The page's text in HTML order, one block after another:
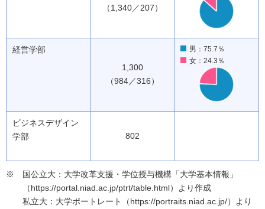
（1,340／207）
経営学部
1,300
（984／316）
男：75.7％
女：24.3％
ビジネスデザイン
学部
802
国公立大：大学改革支援・学位授与機構「大学基本情報」
（https://portal.niad.ac.jp/ptrt/table.html）より作成
私立大：大学ポートレート（https://portraits.niad.ac.jp/）より